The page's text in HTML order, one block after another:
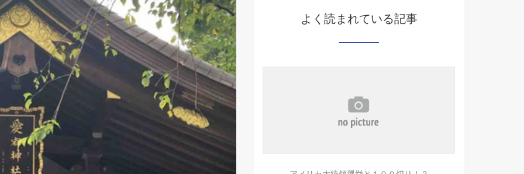
よく読まれている記事